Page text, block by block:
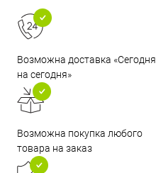
Возможна доставка «Сегодня
на сегодня»
Возможна покупка любого
товара на заказ